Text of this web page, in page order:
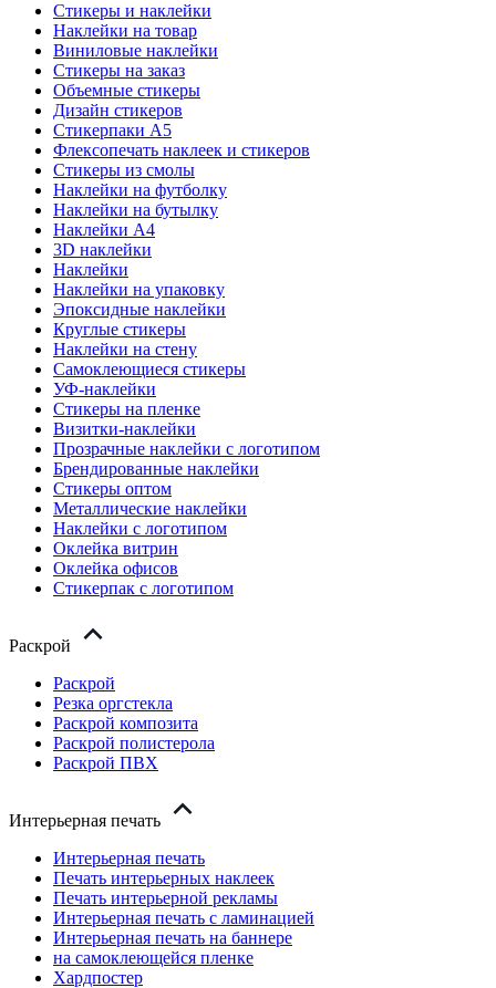
Стикеры и наклейки
Наклейки на товар
Виниловые наклейки
Стикеры на заказ
Объемные стикеры
Дизайн стикеров
Стикерпаки А5
Флексопечать наклеек и стикеров
Стикеры из смолы
Наклейки на футболку
Наклейки на бутылку
Наклейки А4
3D наклейки
Наклейки
Наклейки на упаковку
Эпоксидные наклейки
Круглые стикеры
Наклейки на стену
Самоклеющиеся стикеры
УФ-наклейки
Стикеры на пленке
Визитки-наклейки
Прозрачные наклейки с логотипом
Брендированные наклейки
Стикеры оптом
Металлические наклейки
Наклейки с логотипом
Оклейка витрин
Оклейка офисов
Стикерпак с логотипом
Раскрой
Раскрой
Резка оргстекла
Раскрой композита
Раскрой полистерола
Раскрой ПВХ
Интерьерная печать
Интерьерная печать
Печать интерьерных наклеек
Печать интерьерной рекламы
Интерьерная печать с ламинацией
Интерьерная печать на баннере
на самоклеющейся пленке
Хардпостер